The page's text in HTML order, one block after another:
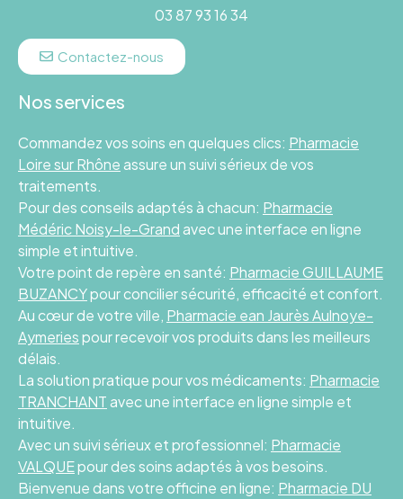
03 87 93 16 34
Contactez-nous
Nos services
Commandez vos soins en quelques clics: Pharmacie
Loire sur Rhôneassure un suivi sérieux de vos
traitements.
Pour des conseils adaptés à chacun: Pharmacie
Médéric Noisy-le-Grandavec une interface en ligne
simple et intuitive.
Votre point de repère en santé: Pharmacie GUILLAUME
BUZANCYpour concilier sécurité, efficacité et confort.
Au cœur de votre ville, Pharmacie ean Jaurès Aulnoye-
Aymeriespour recevoir vos produits dans les meilleurs
délais.
La solution pratique pour vos médicaments: Pharmacie
TRANCHANTavec une interface en ligne simple et
intuitive.
Avec un suivi sérieux et professionnel: Pharmacie
VALQUEpour des soins adaptés à vos besoins.
Bienvenue dans votre officine en ligne: Pharmacie DU